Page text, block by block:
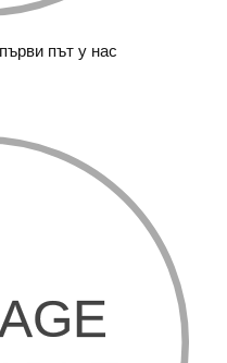
път у нас